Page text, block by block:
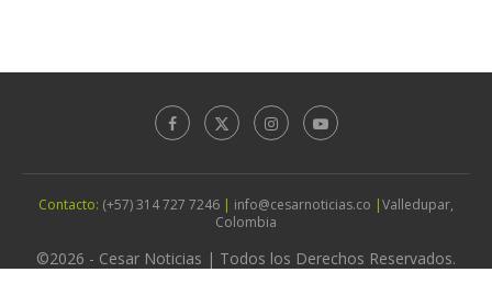
Contacto: (+57) 314 727 7246 | info@cesarnoticias.co |Valledupar,
Colombia
©2026 - Cesar Noticias | Todos los Derechos Reservados.